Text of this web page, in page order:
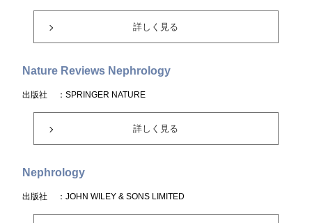
詳しく見る
Nature Reviews Nephrology
出版社 ：SPRINGER NATURE
詳しく見る
Nephrology
出版社 ：JOHN WILEY & SONS LIMITED